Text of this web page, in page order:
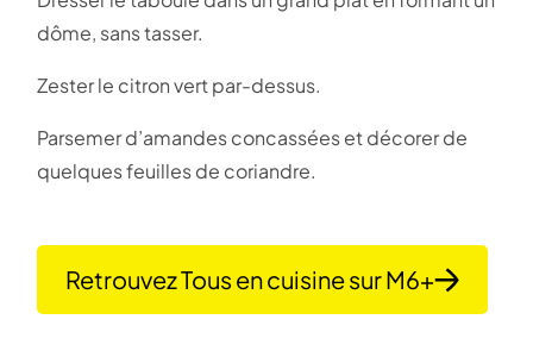
dôme, sans tasser.
Zester le citron vert par-dessus.
Parsemer d’amandes concassées et décorer de
quelques feuilles de coriandre.
Retrouvez Tous en cuisine sur M6+